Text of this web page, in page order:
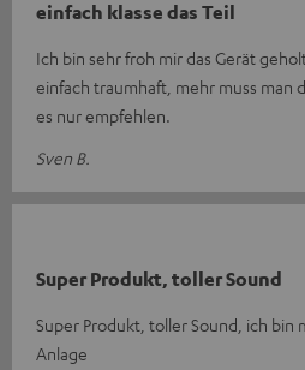
einfach klasse das Teil
Ich bin sehr froh mir das Gerät
einfach traumhaft, mehr muss man
es nur empfehlen.
Sven B.
Super Produkt, toller Sound
Super Produkt, toller Sound, ich bin
Anlage